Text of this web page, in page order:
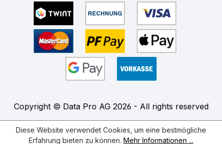
Copyright © Data Pro AG 2026 - All rights reserved
Diese Website verwendet Cookies, um eine bestmögliche
Erfahrung bieten zu können. Mehr Informationen ...